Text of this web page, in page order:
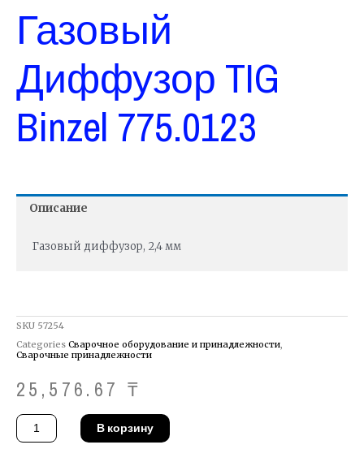
Газовый
Диффузор TIG
Binzel 775.0123
Описание
Газовый диффузор, 2,4 мм
SKU 57254
Categories Сварочное оборудование и принадлежности,
Сварочные принадлежности
25,576.67 ₸
Количество
товара
Газовый
В корзину